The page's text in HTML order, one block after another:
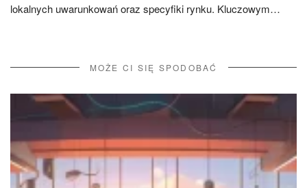
lokalnych uwarunkowań oraz specyfiki rynku. Kluczowym…
MOŻE CI SIĘ SPODOBAĆ